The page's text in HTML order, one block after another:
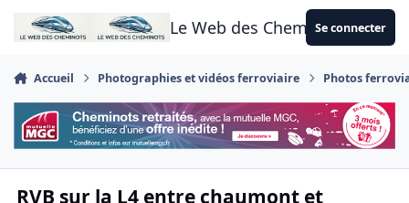
Aller au contenu
Le Web des CheminotsSe connecter
Accueil Photographies et vidéos ferroviaire Photos
RVB sur la L4 entre chaumont et